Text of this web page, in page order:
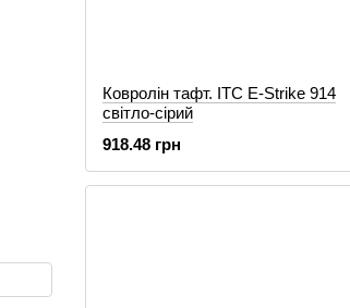
Ковролін тафт. ITC E-Strike 914
світло-сірий
918.48 грн